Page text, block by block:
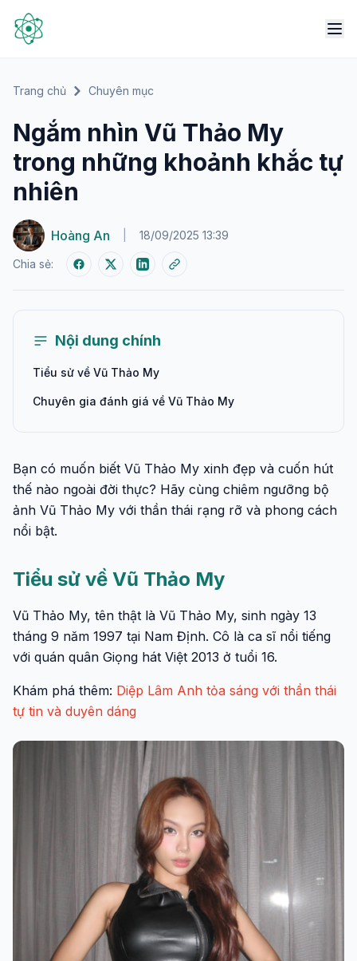
Trang chủ Chuyên mục
Ngắm nhìn Vũ Thảo My
trong những khoảnh khắc tự
nhiên
Hoàng An 18/09/2025 13:39
Chia sẻ:
Nội dung chính
Tiểu sử về Vũ Thảo My
Chuyên gia đánh giá về Vũ Thảo My
Bạn có muốn biết Vũ Thảo My xinh đẹp và cuốn hút
thế nào ngoài đời thực? Hãy cùng chiêm ngưỡng bộ
ảnh Vũ Thảo My với thần thái rạng rỡ và phong cách
nổi bật.
Tiểu sử về Vũ Thảo My
Vũ Thảo My, tên thật là Vũ Thảo My, sinh ngày 13
tháng 9 năm 1997 tại Nam Định. Cô là ca sĩ nổi tiếng
với quán quân Giọng hát Việt 2013 ở tuổi 16.
Khám phá thêm: Diệp Lâm Anh tỏa sáng với thần thái
tự tin và duyên dáng